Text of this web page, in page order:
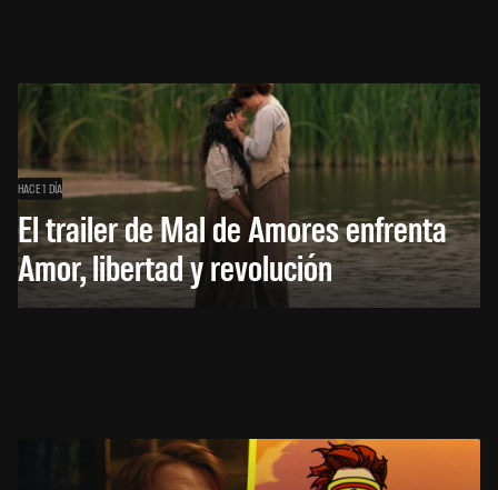
HACE 1 DÍA
El trailer de Mal de Amores enfrenta
Amor, libertad y revolución